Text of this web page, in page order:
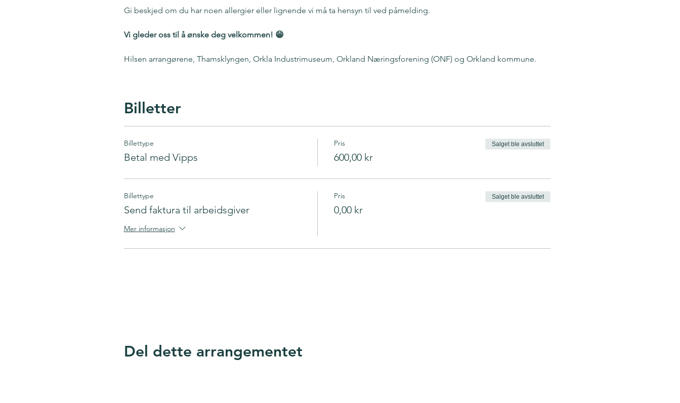
Gi beskjed om du har noen allergier eller lignende vi må ta hensyn til ved påmelding.
Vi gleder oss til å ønske deg velkommen! 😁
Hilsen arrangørene, Thamsklyngen, Orkla Industrimuseum, Orkland Næringsforening (ONF) og Orkland kommune.
Billetter
Billettype
Betal med Vipps
Pris
600,00 kr
Salget ble avsluttet
Billettype
Send faktura til arbeidsgiver
Mer informasjon
Pris
0,00 kr
Salget ble avsluttet
Del dette arrangementet